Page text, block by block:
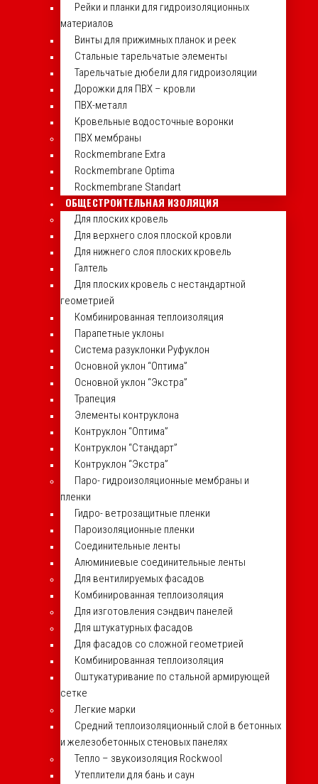
Рейки и планки для гидроизоляционных
материалов
Винты для прижимных планок и реек
Стальные тарельчатые элементы
Тарельчатые дюбели для гидроизоляции
Дорожки для ПВХ – кровли
ПВХ-металл
Кровельные водосточные воронки
ПВХ мембраны
Rockmembrane Extra
Rockmembrane Optima
Rockmembrane Standart
ОБЩЕСТРОИТЕЛЬНАЯ ИЗОЛЯЦИЯ
Для плоских кровель
Для верхнего слоя плоской кровли
Для нижнего слоя плоских кровель
Галтель
Для плоских кровель с нестандартной
геометрией
Комбинированная теплоизоляция
Парапетные уклоны
Система разуклонки Руфуклон
Основной уклон “Оптима”
Основной уклон “Экстра”
Трапеция
Элементы контруклона
Контруклон “Оптима”
Контруклон “Стандарт”
Контруклон “Экстра”
Паро- гидроизоляционные мембраны и
пленки
Гидро- ветрозащитные пленки
Пароизоляционные пленки
Соединительные ленты
Алюминиевые соединительные ленты
Для вентилируемых фасадов
Комбинированная теплоизоляция
Для изготовления сэндвич панелей
Для штукатурных фасадов
Для фасадов со сложной геометрией
Комбинированная теплоизоляция
Оштукатуривание по стальной армирующей
сетке
Легкие марки
Средний теплоизоляционный слой в бетонных
и железобетонных стеновых панелях
Тепло – звукоизоляция Rockwool
Утеплители для бань и саун